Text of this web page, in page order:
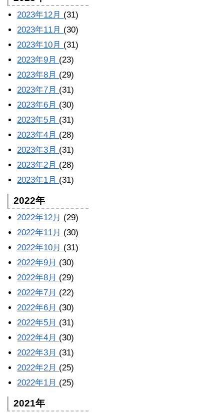
2023年12月 (31)
2023年11月 (30)
2023年10月 (31)
2023年9月 (23)
2023年8月 (29)
2023年7月 (31)
2023年6月 (30)
2023年5月 (31)
2023年4月 (28)
2023年3月 (31)
2023年2月 (28)
2023年1月 (31)
2022年
2022年12月 (29)
2022年11月 (30)
2022年10月 (31)
2022年9月 (30)
2022年8月 (29)
2022年7月 (22)
2022年6月 (30)
2022年5月 (31)
2022年4月 (30)
2022年3月 (31)
2022年2月 (25)
2022年1月 (25)
2021年